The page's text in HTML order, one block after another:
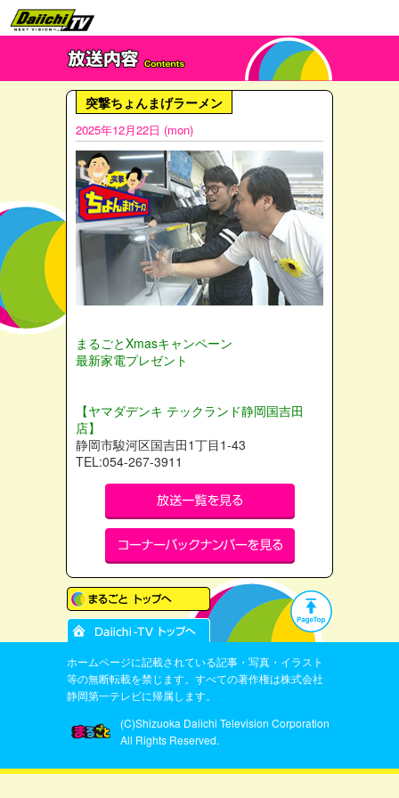
突撃ちょんまげラーメン
2025年12月22日 (mon)
まるごとXmasキャンペーン
最新家電プレゼント
【ヤマダデンキ テックランド静岡国吉田
店】
静岡市駿河区国吉田1丁目1-43
TEL:054-267-3911
ホームページに記載されている記事・写真・イラスト
等の無断転載を禁じます。すべての著作権は株式会社
静岡第一テレビに帰属します。
(C)Shizuoka Daiichi Television Corporation
All Rights Reserved.